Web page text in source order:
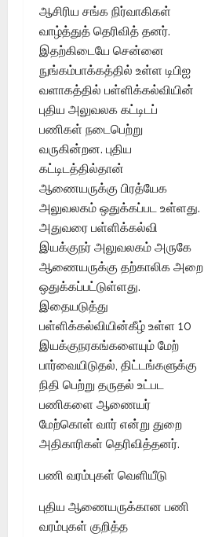
ஆசிரிய சங்க நிர்வாகிகள்
வாழ்த்துத் தெரிவித் தனர்.
இதற்கிடையே சென்னை
நுங்கம்பாக்கத்தில் உள்ள டிபிஐ
வளாகத்தில் பள்ளிக்கல்வியின்
புதிய அலுவலக கட்டிடப்
பணிகள் நடைபெற்று
வருகின்றன. புதிய
கட்டிடத்தில்தான்
ஆணையருக்கு பிரத்யேக
அலுவலகம் ஒதுக்கப்பட உள்ளது.
அதுவரை பள்ளிக்கல்வி
இயக்குநர் அலுவலகம் அருகே
ஆணையருக்கு தற்காலிக அறை
ஒதுக்கப்பட்டுள்ளது.
இதையடுத்து
பள்ளிக்கல்வியின்கீழ் உள்ள 10
இயக்குநரகங்களையும் மேற்
பார்வையிடுதல், திட்டங்களுக்கு
நிதி பெற்று தருதல் உட்பட
பணிகளை ஆணையர்
மேற்கொள் வார் என்று துறை
அதிகாரிகள் தெரிவித்தனர்.
பணி வரம்புகள் வெளியீடு
புதிய ஆணையருக்கான பணி
வரம்புகள் குறித்த